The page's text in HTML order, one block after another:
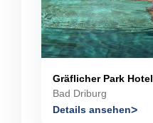
Gräflicher Park Hotel
Bad Driburg
Details ansehen